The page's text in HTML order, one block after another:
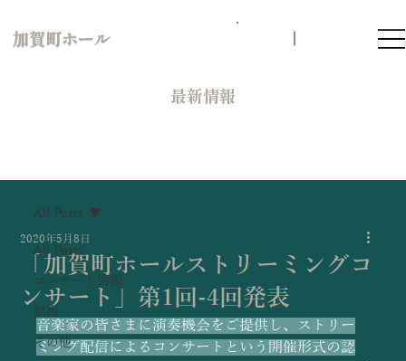
加賀町ホール
​最新情報
All Posts
コンサート情報
動画
その他
All Posts
「加賀町ホールストリーミングコ
ンサート」第1回-4回発表
2020年5月8日
音楽家の皆さまに演奏機会をご提供し、ストリー
ミング配信によるコンサートという開催形式の認